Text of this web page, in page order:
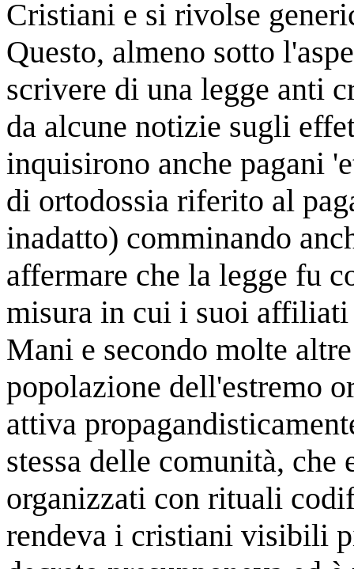
Cristiani e si rivolse
Questo, almeno sotto
scrivere di una legge anti
da alcune notizie sugli
inquisirono anche pagani
di ortodossia riferito al
inadatto) comminando
affermare che la legge fu
misura in cui i suoi affiliati
Mani e secondo molte
popolazione dell'estremo
attiva
stessa delle comunità,
organizzati con rituali
rendeva i cristiani visibili